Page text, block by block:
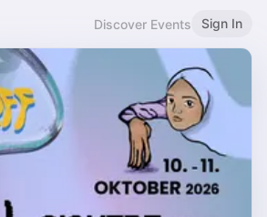
Discover Events Sign In